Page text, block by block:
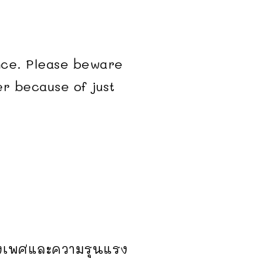
Please beware
because of just
พศและความรุนแรง